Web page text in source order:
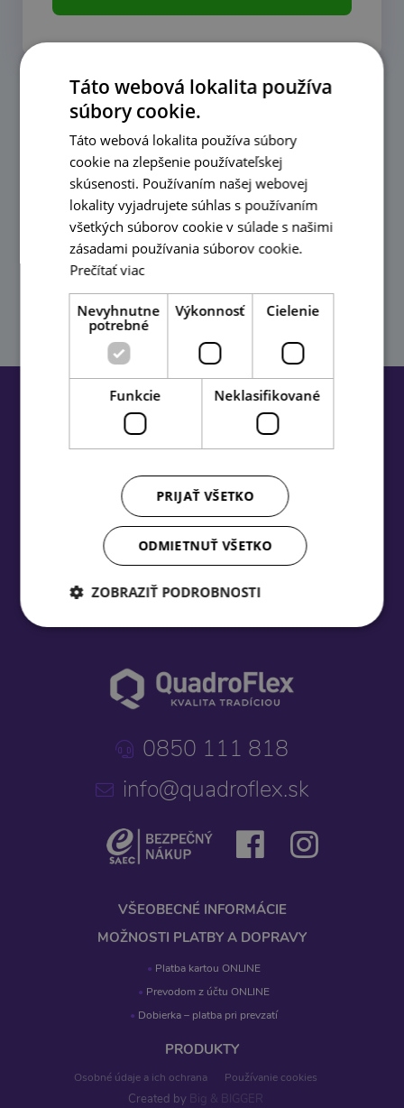
Nie ste u nás
ešte registrovaný?
Využíjete výhody svojho účtu, napríklad
nastavenie adresára, históriu objednávok,
zasielanie akcií a noviniek na e-mail a ďalšie...
Chcem sa registrovať
Newsletter
Týmto potvrdzujem, že som si prečítal/aZÁSADY SPRACÚVANIA
OSOBNÝCH ÚDAJOV
na účely zasielania newsletra a súhlasím s ich
spracovaním na marketingový účel.
0850 111 818
info@quadroflex.sk
VŠEOBECNÉ INFORMÁCIE
MOŽNOSTI PLATBY A DOPRAVY
Platba kartou ONLINE
Prevodom z účtu ONLINE
Dobierka – platba pri prevzatí
PRODUKTY
Osobné údaje a ich ochrana Používanie cookies
Created by Big & BIGGER
Táto webová lokalita používa
súbory cookie.
Táto webová lokalita používa súbory
cookie na zlepšenie používateľskej
skúsenosti. Používaním našej webovej
lokality vyjadrujete súhlas s používaním
všetkých súborov cookie v súlade s našimi
zásadami používania súborov cookie.
Prečítať viac
Nevyhnutne
potrebné
Výkonnosť Cielenie
Funkcie Neklasifikované
PRIJAŤ VŠETKO
ODMIETNUŤ VŠETKO
ZOBRAZIŤ PODROBNOSTI